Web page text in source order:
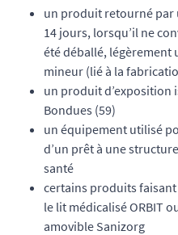
un produit retourné par
14 jours, lorsqu’il ne
été déballé,
mineur (lié à la
un produit d’exposition
Bondues (59)
un équipement utilisé
d’un prêt à une
santé
certains produits faisant
le lit médicalisé ORBIT
amovible Sanizorg